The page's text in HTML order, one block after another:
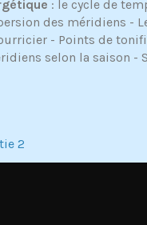
: le cycle de
des méridiens -
- Points de
selon la saison -
2